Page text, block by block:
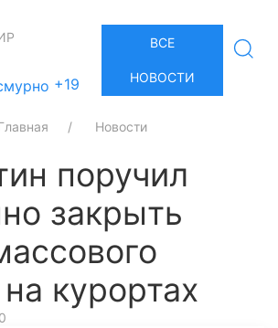
+19
ВСЕ
НОВОСТИ
Новости
поручил
закрыть
курортах